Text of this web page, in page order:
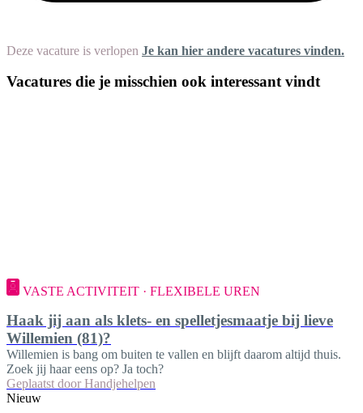
Deze vacature is verlopen Je kan hier andere vacatures vinden.
Vacatures die je misschien ook interessant vindt
VASTE ACTIVITEIT · FLEXIBELE UREN
Haak jij aan als klets- en spelletjesmaatje bij lieve
Willemien (81)?
Willemien is bang om buiten te vallen en blijft daarom altijd thuis.
Zoek jij haar eens op? Ja toch?
Geplaatst door Handjehelpen
Nieuw